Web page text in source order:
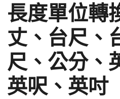
長度單位轉
丈、台尺、
尺、公分、
英呎、英吋